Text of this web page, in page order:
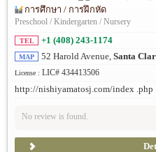
การศึกษา / การฝึกหัด
Preschool / Kindergarten / Nursery
TEL +1 (408) 243-1174
MAP 52 Harold Avenue, Santa
License : LIC# 434413506
http://nishiyamatosj.com/index .php
No review is found.